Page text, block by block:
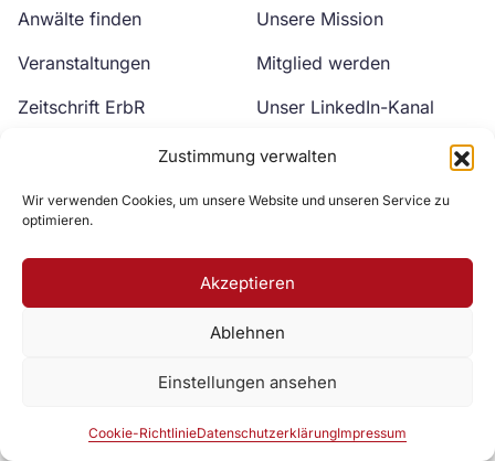
Zustimmung verwalten
Wir verwenden Cookies, um unsere Website und unseren Service zu
optimieren.
Akzeptieren
Ablehnen
Einstellungen ansehen
Cookie-RichtlinieDatenschutzerklärungImpressum
Anwälte finden
Veranstaltungen
Zeitschrift ErbR
Unsere Mission
Mitglied werden
Unser LinkedIn-Kanal
Unser YouTube-Kanal
Zur DAV Webseite